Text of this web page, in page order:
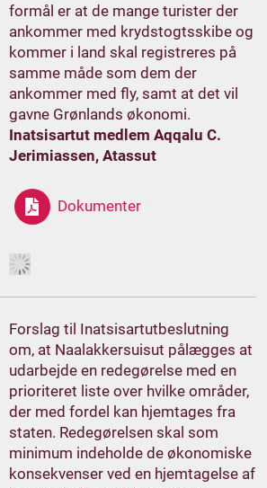
formål er at de mange turister der
ankommer med krydstogtsskibe og
kommer i land skal registreres på
samme måde som dem der
ankommer med fly, samt at det vil
gavne Grønlands økonomi.
Inatsisartut medlem Aqqalu C.
Jerimiassen, Atassut
Dokumenter
Forslag til Inatsisartutbeslutning
om, at Naalakkersuisut pålægges at
udarbejde en redegørelse med en
prioriteret liste over hvilke områder,
der med fordel kan hjemtages fra
staten. Redegørelsen skal som
minimum indeholde de økonomiske
konsekvenser ved en hjemtagelse af